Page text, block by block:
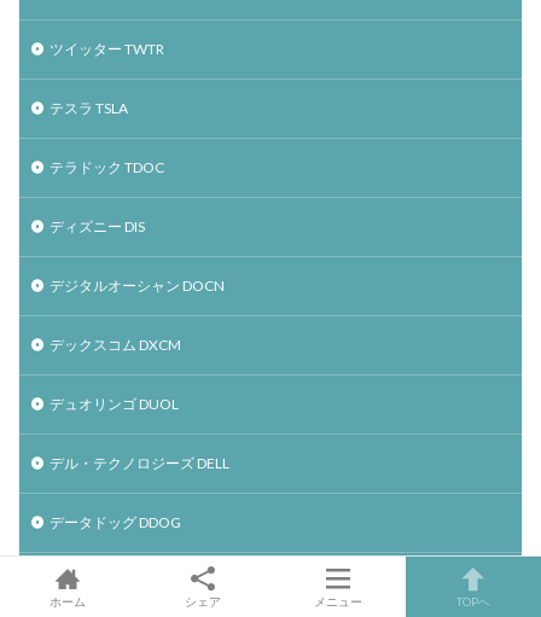
ツイッター TWTR
テスラ TSLA
テラドック TDOC
ディズニー DIS
デジタルオーシャン DOCN
デックスコム DXCM
デュオリンゴ DUOL
デル・テクノロジーズ DELL
データドッグ DDOG
トゥイリオ TWLO
ホーム シェア メニュー TOPへ